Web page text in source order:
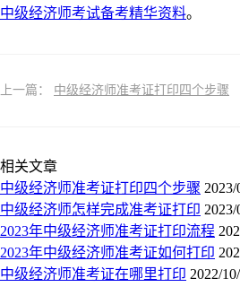
中级经济师考试备考精华资料。
上一篇： 中级经济师准考证打印四个步骤
相关文章
中级经济师准考证打印四个步骤 2023/
中级经济师怎样完成准考证打印 2023/
2023年中级经济师准考证打印流程
2023年中级经济师准考证如何打印
中级经济师准考证在哪里打印 2022/